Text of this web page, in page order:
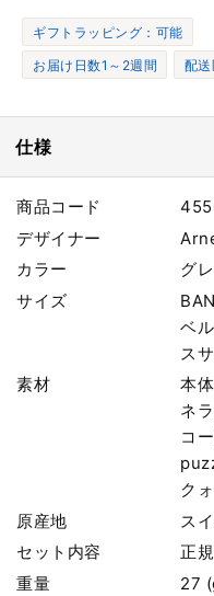
ギフトラッピング：可能
お届け日数1～2週間
配
仕様
商品コード
デザイナー
カラー
グ
サイズ
ベ
ス
素材
本
ネ
コ
ク
原産地
ス
セット内容
正
重量
27